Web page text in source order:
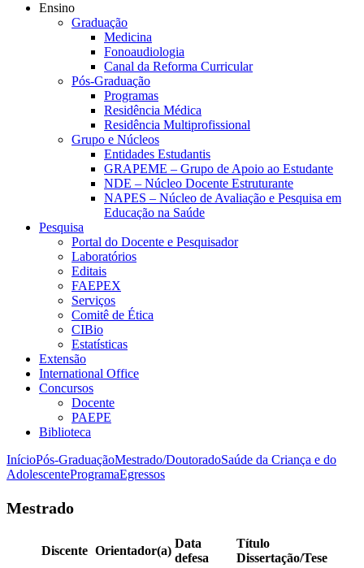
Ensino
Graduação
Medicina
Fonoaudiologia
Canal da Reforma Curricular
Pós-Graduação
Programas
Residência Médica
Residência Multiprofissional
Grupo e Núcleos
Entidades Estudantis
GRAPEME – Grupo de Apoio ao Estudante
NDE – Núcleo Docente Estruturante
NAPES – Núcleo de Avaliação e Pesquisa em
Educação na Saúde
Pesquisa
Portal do Docente e Pesquisador
Laboratórios
Editais
FAEPEX
Serviços
Comitê de Ética
CIBio
Estatísticas
Extensão
International Office
Concursos
Docente
PAEPE
Biblioteca
InícioPós-GraduaçãoMestrado/DoutoradoSaúde da Criança e do
AdolescenteProgramaEgressos
Mestrado
Discente Orientador(a)
Data
defesa
Título
Dissertação/Tese